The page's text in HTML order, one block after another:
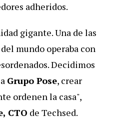
adheridos.
gigante. Una de las
mundo operaba con
Decidimos
Grupo Pose, crear
ordenen la casa",
CTO de Techsed.